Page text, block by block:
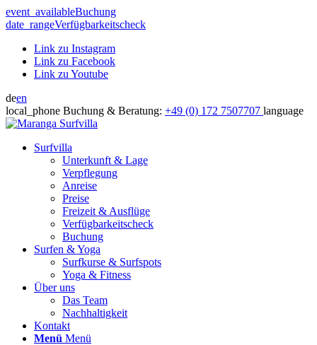
event_availableBuchung
date_rangeVerfügbarkeitscheck
Link zu Instagram
Link zu Facebook
Link zu Youtube
deen
local_phone Buchung & Beratung: +49 (0) 172 7507707 language
Surfvilla
Unterkunft & Lage
Verpflegung
Anreise
Preise
Freizeit & Ausflüge
Verfügbarkeitscheck
Buchung
Surfen & Yoga
Surfkurse & Surfspots
Yoga & Fitness
Über uns
Das Team
Nachhaltigkeit
Kontakt
Menü Menü